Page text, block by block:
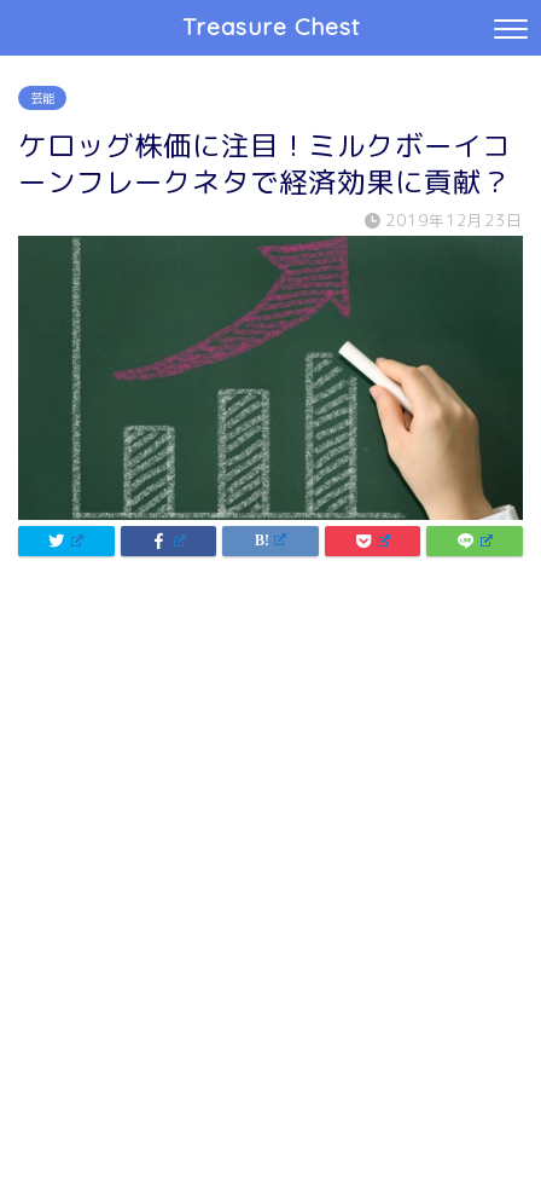
Treasure Chest
芸能
ケロッグ株価に注目！ミルクボーイコ
ーンフレークネタで経済効果に貢献？
2019年12月23日